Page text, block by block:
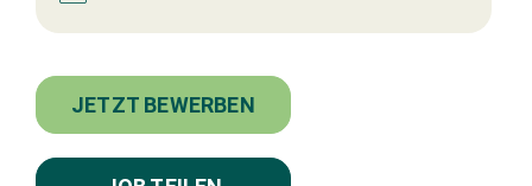
JETZT BEWERBEN